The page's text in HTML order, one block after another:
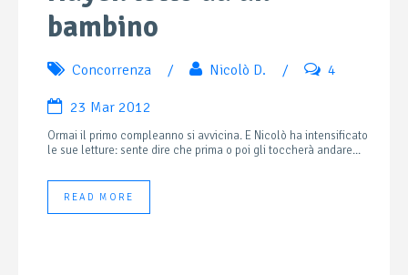
bambino
Concorrenza / Nicolò D. / 4
23 Mar 2012
Ormai il primo compleanno si avvicina. E Nicolò ha intensificato
le sue letture: sente dire che prima o poi gli toccherà andare...
READ MORE